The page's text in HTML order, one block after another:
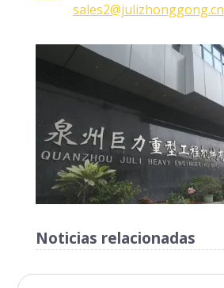
sales2@julizhonggong.cn
Noticias relacionadas